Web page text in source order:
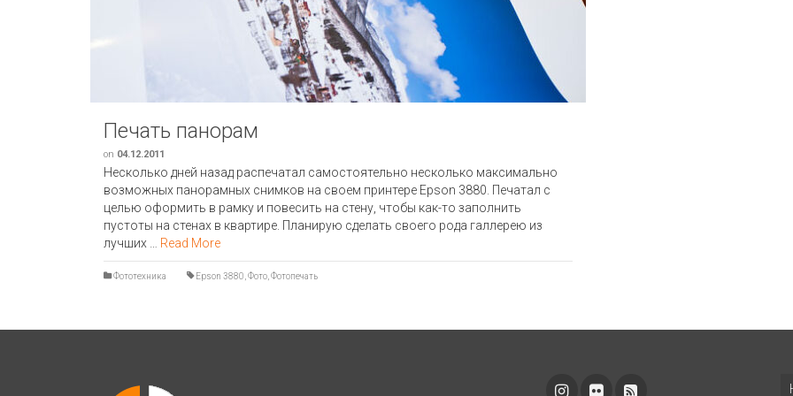
Печать панорам
on 04.12.2011
Несколько дней назад распечатал самостоятельно несколько максимально
возможных панорамных снимков на своем принтере Epson 3880. Печатал с
целью оформить в рамку и повесить на стену, чтобы как-то заполнить
пустоты на стенах в квартире. Планирую сделать своего рода галлерею из
лучших … Read More
Фототехника Epson 3880 Фото Фотопечать